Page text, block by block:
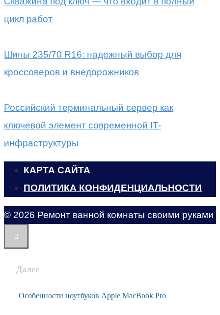
цикл работ
Шины 235/70 R16: надежный выбор для
кроссоверов и внедорожников
Российский терминальный сервер как
ключевой элемент современной IT-
инфраструктуры
КАРТА САЙТА
ПОЛИТИКА КОНФИДЕНЦИАЛЬНОСТИ
© 2026 Ремонт ванной комнаты своими руками
Далее
Особенности ноутбуков Apple MacBook Pro